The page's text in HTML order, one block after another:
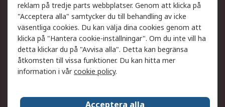
Support
Få hjälp
Retur av varor
Leverans
Spåra din order
Begär en fakturakopi
Fördelar med RS-konto
Betalningsalternativ
reklam på tredje parts webbplatser. Genom att klicka på
"Acceptera alla" samtycker du till behandling av icke
väsentliga cookies. Du kan välja dina cookies genom att
klicka på "Hantera cookie-inställningar". Om du inte vill ha
detta klickar du på "Avvisa alla". Detta kan begränsa
åtkomsten till vissa funktioner. Du kan hitta mer
information i vårcookie policy.
Acceptera alla